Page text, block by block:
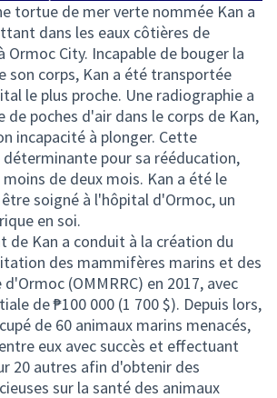
tortue de mer verte nommée Kan a
dans les eaux côtières de
Ormoc City. Incapable de bouger la
son corps, Kan a été transportée
le plus proche. Une radiographie a
de poches d'air dans le corps de Kan,
incapacité à plonger. Cette
pour sa rééducation,
de deux mois. Kan a été le
soigné à l'hôpital d'Ormoc, un
en soi.
de Kan a conduit à la création du
des mammifères marins et des
(OMMRRC) en 2017, avec
de ₱100 000 (1 700 $). Depuis lors,
de 60 animaux marins menacés,
eux avec succès et effectuant
20 autres afin d'obtenir des
sur la santé des animaux